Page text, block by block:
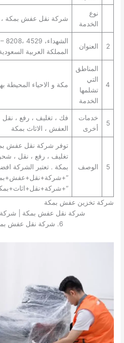
نوع
الخدمة
شركة نقل عفش بمكة ،
2 العنوان
المملكة العربية
4
المناطق
التي
تشلمها
الخدمة
مكة و الاحياء المحيطة
5
خدمات
أخرى
فك ، تغليف ، رفع ، نقل
العفش ، الاثاث بمكة
5 الوصف
توفر شركة نقل عفش
تغليف ، رفع ، نقل ،
بمكة . تعتبر الشركة
شركة تخزين عفش بمكة
شركة نقل عفش بمكة | شركة
6. شركة نقل عفش بمكة فريندس